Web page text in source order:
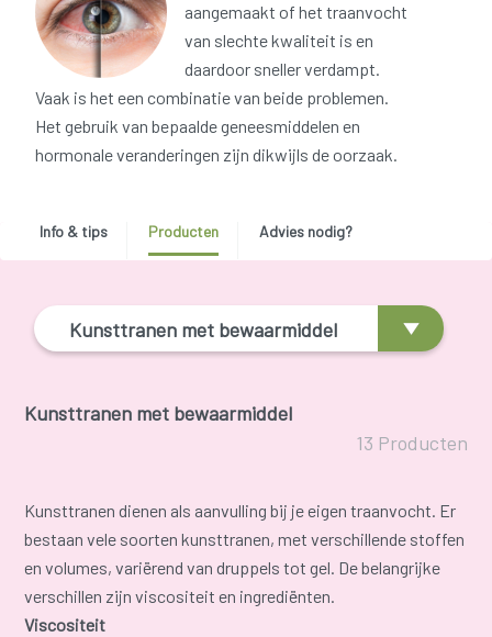
aangemaakt of het traanvocht
van slechte kwaliteit is en
daardoor sneller verdampt.
Vaak is het een combinatie van beide problemen.
Het gebruik van bepaalde geneesmiddelen en
hormonale veranderingen zijn dikwijls de oorzaak.
Info & tips Producten Advies nodig?
Kunsttranen met bewaarmiddel
Kunsttranen met bewaarmiddel
13 Producten
Kunsttranen dienen als aanvulling bij je eigen traanvocht. Er
bestaan vele soorten kunsttranen, met verschillende stoffen
en volumes, variërend van druppels tot gel. De belangrijke
verschillen zijn viscositeit en ingrediënten.
Viscositeit